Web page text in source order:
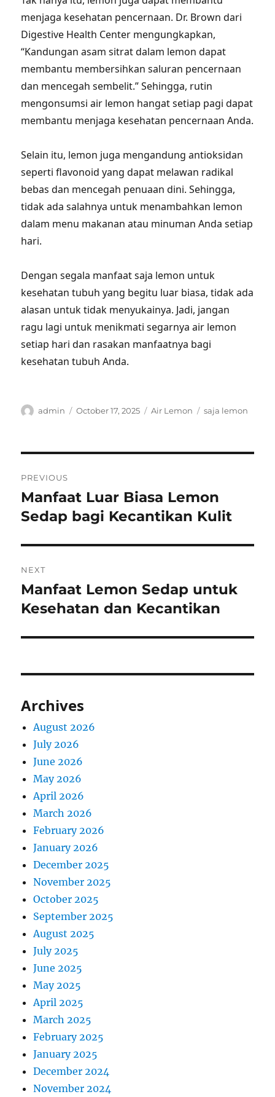
menjaga kesehatan pencernaan. Dr. Brown dari
Digestive Health Center mengungkapkan,
“Kandungan asam sitrat dalam lemon dapat
membantu membersihkan saluran pencernaan
dan mencegah sembelit.” Sehingga, rutin
mengonsumsi air lemon hangat setiap pagi dapat
membantu menjaga kesehatan pencernaan Anda.
Selain itu, lemon juga mengandung antioksidan
seperti flavonoid yang dapat melawan radikal
bebas dan mencegah penuaan dini. Sehingga,
tidak ada salahnya untuk menambahkan lemon
dalam menu makanan atau minuman Anda setiap
hari.
Dengan segala manfaat saja lemon untuk
kesehatan tubuh yang begitu luar biasa, tidak ada
alasan untuk tidak menyukainya. Jadi, jangan
ragu lagi untuk menikmati segarnya air lemon
setiap hari dan rasakan manfaatnya bagi
kesehatan tubuh Anda.
Author
admin
Posted
October 17, 2025 Categories
Air Lemon Tags
saja lemon
navigation
PREVIOUS
Previous
post:
Manfaat Luar Biasa Lemon
Sedap bagi Kecantikan Kulit
NEXT
Next
post:
Manfaat Lemon Sedap untuk
Kesehatan dan Kecantikan
Archives
August 2026
July 2026
June 2026
May 2026
April 2026
March 2026
February 2026
January 2026
December 2025
November 2025
October 2025
September 2025
August 2025
July 2025
June 2025
May 2025
April 2025
March 2025
February 2025
January 2025
December 2024
November 2024